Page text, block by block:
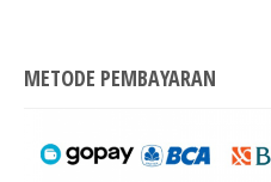
METODE PEMBAYARAN